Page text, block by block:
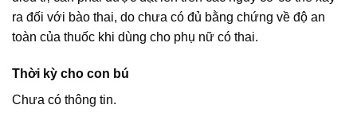
ra đối với bào thai, do chưa có đủ bằng chứng về độ an
toàn của thuốc khi dùng cho phụ nữ có thai.
Thời kỳ cho con bú
Chưa có thông tin.